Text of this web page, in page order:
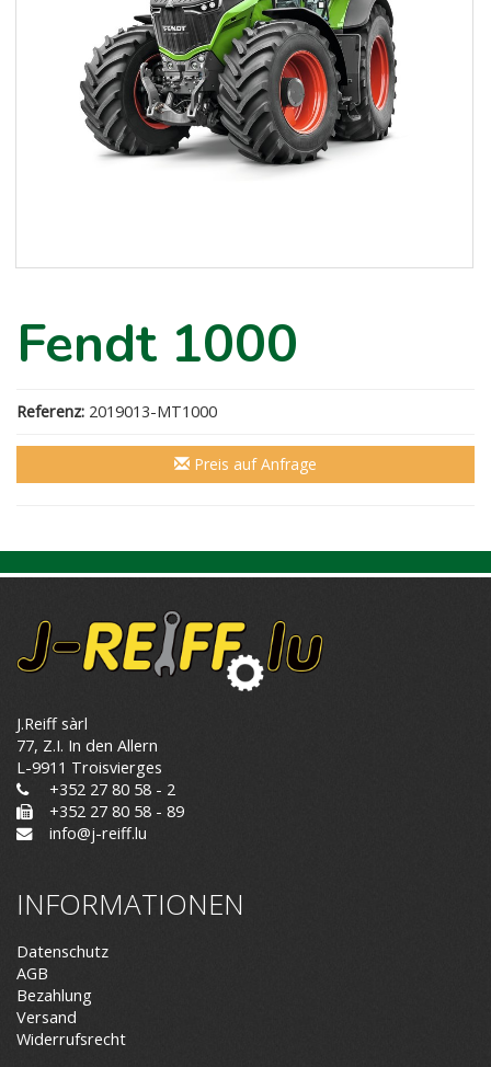
Fendt 1000
Referenz: 2019013-MT1000
Preis auf Anfrage
J.Reiff sàrl
77, Z.I. In den Allern
L-9911 Troisvierges
+352 27 80 58 - 2
+352 27 80 58 - 89
info@j-reiff.lu
INFORMATIONEN
Datenschutz
AGB
Bezahlung
Versand
Widerrufsrecht